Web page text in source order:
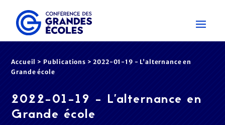
Accueil > Publications >2022-01-19 - L'alternance en
Grande école
2022-01-19 - L'alternance en
Grande école